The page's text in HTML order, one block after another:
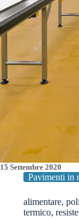
15 Settembre 2020
Pavimenti in
alimentare,
termico,